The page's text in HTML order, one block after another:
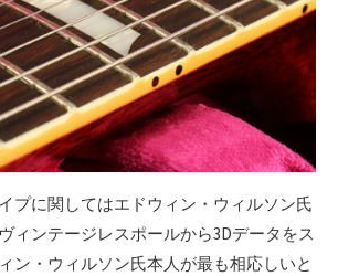
プに関してはエドウィン・ウィルソン氏
ィンテージレスポールから3Dデータをス
ン・ウィルソン氏本人が最も相応しいと